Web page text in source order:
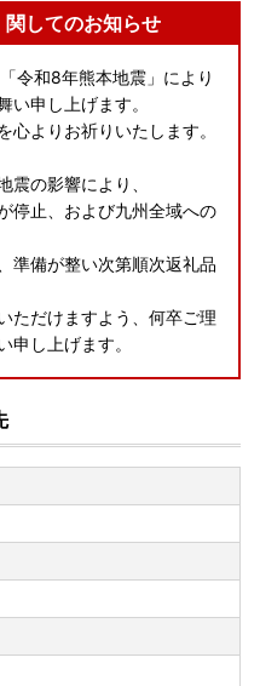
関してのお知らせ
令和8年熊本地震」により
い申し上げます。
よりお祈りいたします。
震の影響により、
停止、および九州全域への
準備が整い次第順次返礼品
ただけますよう、何卒ご理
申し上げます。